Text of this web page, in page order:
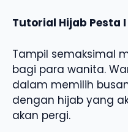
Tutorial Hijab Pesta I
Tampil semaksimal
bagi para wanita.
dalam memilih
dengan hijab yang
akan pergi.